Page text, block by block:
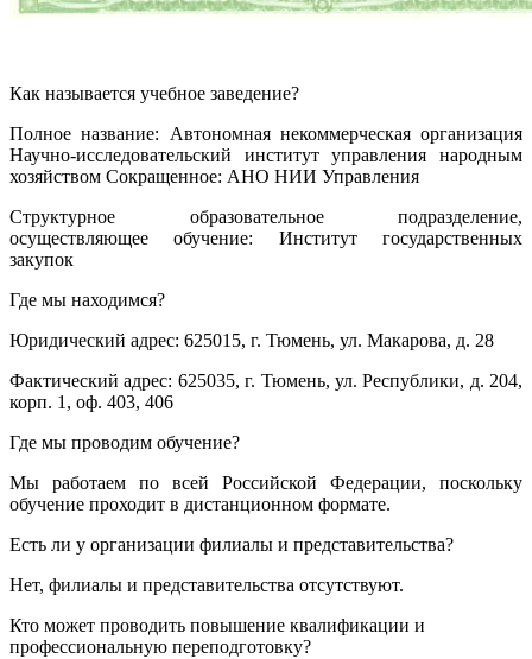
Как называется учебное заведение?
Полное название: Автономная некоммерческая организация
Научно-исследовательский институт управления народным
хозяйством Сокращенное: АНО НИИ Управления
Структурное образовательное подразделение,
осуществляющее обучение: Институт государственных
закупок
Где мы находимся?
Юридический адрес: 625015, г. Тюмень, ул. Макарова, д. 28
Фактический адрес: 625035, г. Тюмень, ул. Республики, д. 204,
корп. 1, оф. 403, 406
Где мы проводим обучение?
Мы работаем по всей Российской Федерации, поскольку
обучение проходит в дистанционном формате.
Есть ли у организации филиалы и представительства?
Нет, филиалы и представительства отсутствуют.
Кто может проводить повышение квалификации и
профессиональную переподготовку?